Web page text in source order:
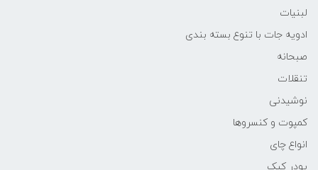
لبنیات
ادویه جات با تنوع بسته بندی
صبحانه
تنقلات
نوشیدنی
کمپوت و کنسروها
انواع چای
پودر کیک